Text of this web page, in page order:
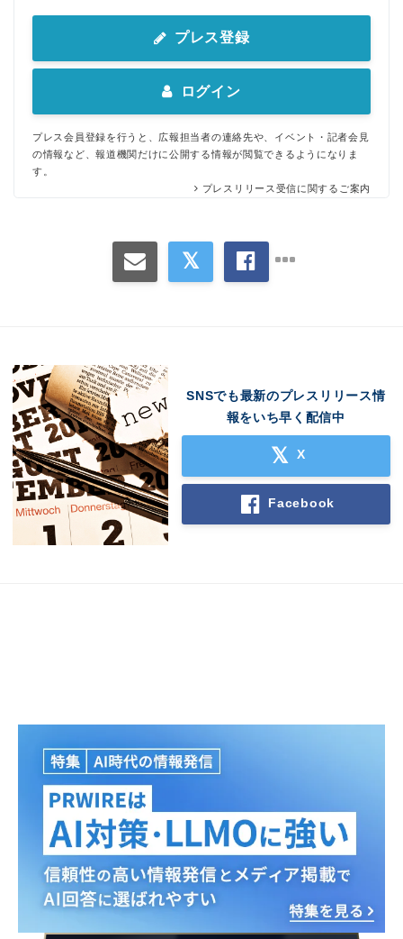
プレス登録
ログイン
プレス会員登録を行うと、広報担当者の連絡先や、イベント・記者会見
の情報など、報道機関だけに公開する情報が閲覧できるようになりま
す。
プレスリリース受信に関するご案内
SNSでも最新のプレスリリース情
報をいち早く配信中
X
Facebook